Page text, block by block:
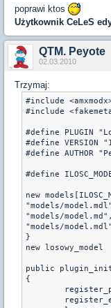
poprawi ktos
Użytkownik CeLeS
QTM. Peyote
02.03.2010
Trzymaj:
#include
#include
#define PLUGIN
#define VERSION
#define AUTHOR
#define
new
"models/
"models/model.md",
"models/model.mdl"
}
new losowy_model
public
{